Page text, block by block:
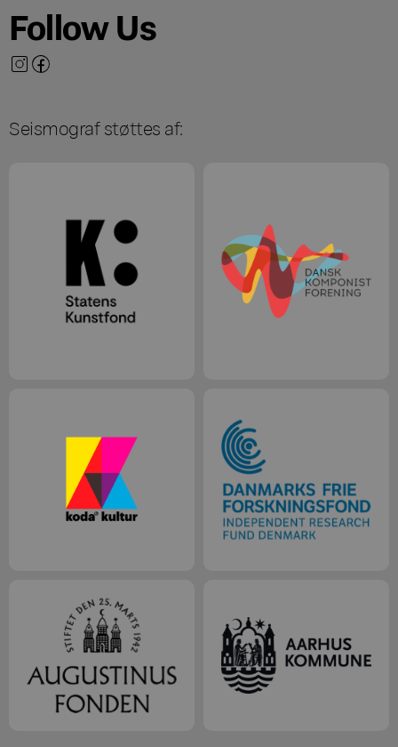
Follow Us
Seismograf støttes af: